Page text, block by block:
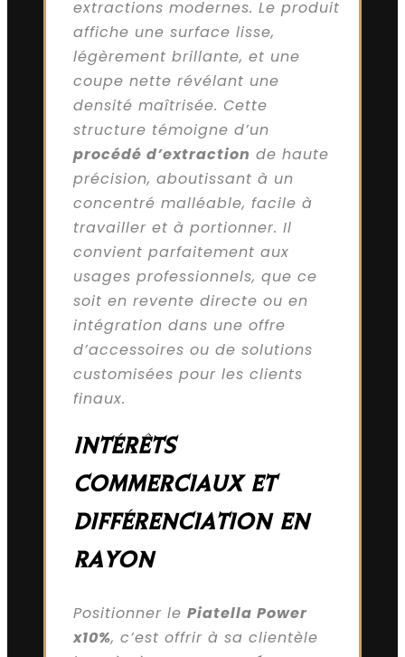
extractions modernes. Le produit
affiche une surface lisse,
légèrement brillante, et une
coupe nette révélant une
densité maîtrisée. Cette
structure témoigne d’un
procédé d’extraction de haute
précision, aboutissant à un
concentré malléable, facile à
travailler et à portionner. Il
convient parfaitement aux
usages professionnels, que ce
soit en revente directe ou en
intégration dans une offre
d’accessoires ou de solutions
customisées pour les clients
finaux.
INTÉRÊTS
COMMERCIAUX ET
DIFFÉRENCIATION EN
RAYON
Positionner le Piatella Power
x10%, c’est offrir à sa clientèle